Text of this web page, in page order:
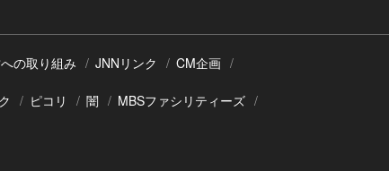
の取り組み JNNリンク CM企画
ピコリ 闇 MBSファシリティーズ